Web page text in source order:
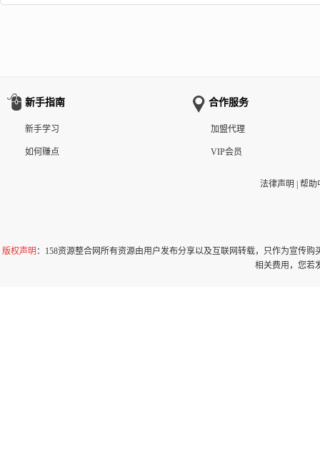
新手指南
新手学习
如何赚点
合作服务
加盟代理
VIP会员
法律声明 帮助
版权声明 ：158资源整合网所有资源由用户发布分享以及互联网转载，只作为宣传
相关费用，您若